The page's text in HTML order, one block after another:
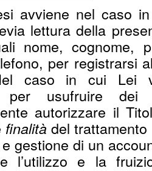
avviene nel caso
lettura della
nome, cognome,
per registrarsi
caso in cui Lei
per usufruire
autorizzare il
finalità del
gestione di un
l’utilizzo e la